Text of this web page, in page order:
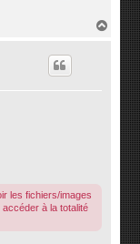
les fichiers/images
à la totalité